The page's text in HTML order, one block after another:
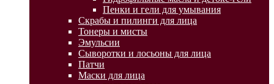
Пенки и гели для умывания
Скрабы и пилинги для лица
Тонеры и мисты
Эмульсии
Сыворотки и лосьоны для лица
Патчи
Маски для лица